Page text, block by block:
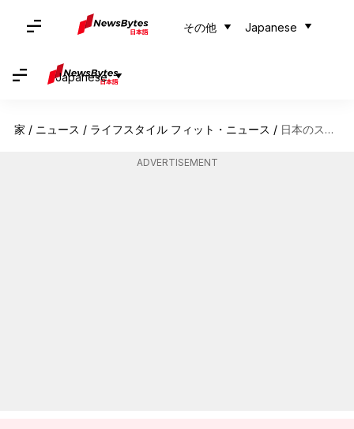
その他 Japanese
Japanese
家 / ニュース / ライフスタイル フィット・ニュース / 日本のストリートファッションを支配するユニークなスニーカースタイル
ADVERTISEMENT